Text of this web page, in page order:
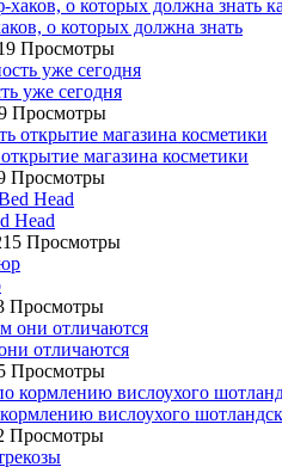
о которых должна знать
Просмотры
уже сегодня
Просмотры
магазина косметики
Просмотры
Head
Просмотры
Просмотры
отличаются
Просмотры
вислоухого
Просмотры